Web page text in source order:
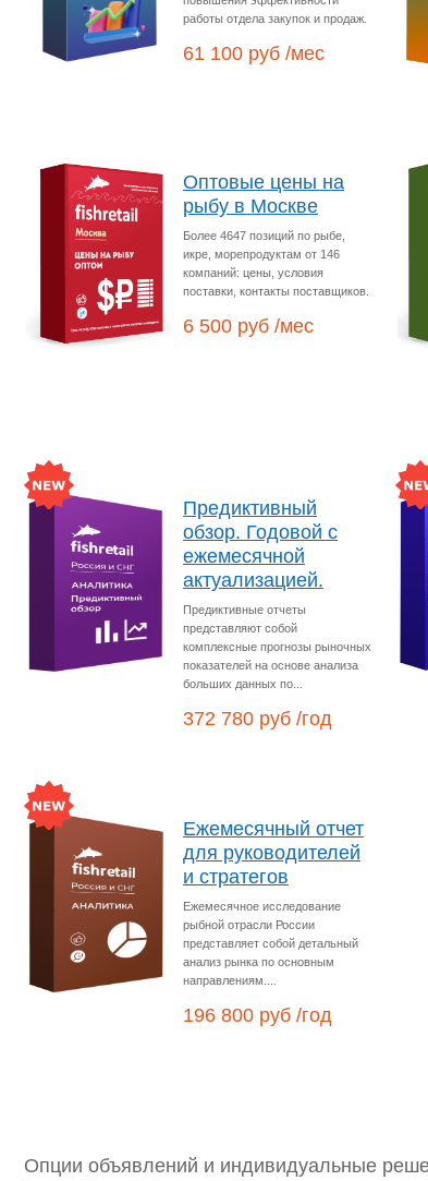
работы отдела закупок и продаж.
61 100 руб /мес
Оптовые цены на
рыбу в Москве
Более 4647 позиций по рыбе,
икре, морепродуктам от 146
компаний: цены, условия
поставки, контакты поставщиков.
6 500 руб /мес
Предиктивный
обзор. Годовой с
ежемесячной
актуализацией.
Предиктивные отчеты
представляют собой
комплексные прогнозы рыночных
показателей на основе анализа
больших данных по...
372 780 руб /год
Ежемесячный отчет
для руководителей
и стратегов
Ежемесячное исследование
рыбной отрасли России
представляет собой детальный
анализ рынка по основным
направлениям....
196 800 руб /год
Опции объявлений и индивидуальные